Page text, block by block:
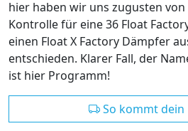
hier haben wir uns zugusten
Kontrolle für eine 36 Float
einen Float X Factory Dämpfer
entschieden. Klarer Fall, der
ist hier Programm!
So kommt dein